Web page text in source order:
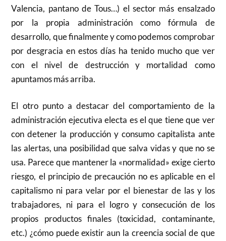
Valencia, pantano de Tous…) el sector más ensalzado
por la propia administración como fórmula de
desarrollo, que finalmente y como podemos comprobar
por desgracia en estos días ha tenido mucho que ver
con el nivel de destrucción y mortalidad como
apuntamos más arriba.
El otro punto a destacar del comportamiento de la
administración ejecutiva electa es el que tiene que ver
con detener la producción y consumo capitalista ante
las alertas, una posibilidad que salva vidas y que no se
usa. Parece que mantener la «normalidad» exige cierto
riesgo, el principio de precaución no es aplicable en el
capitalismo ni para velar por el bienestar de las y los
trabajadores, ni para el logro y consecución de los
propios productos finales (toxicidad, contaminante,
etc.) ¿cómo puede existir aun la creencia social de que